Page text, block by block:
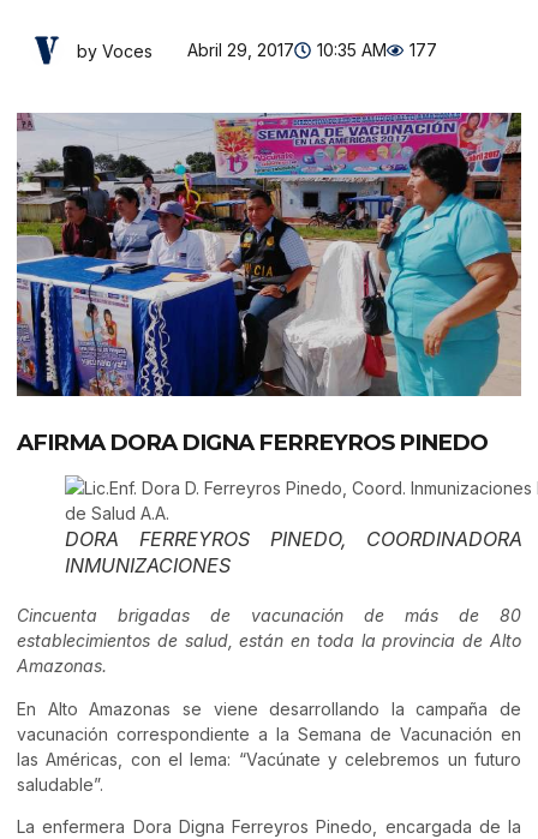
by Voces Abril 29, 2017 10:35 AM 177
AFIRMA DORA DIGNA FERREYROS PINEDO
DORA FERREYROS PINEDO,
INMUNIZACIONES
Cincuenta brigadas de vacunación de más de 80
establecimientos de salud, están en toda la provincia de Alto
Amazonas.
En Alto Amazonas se viene desarrollando la campaña de
vacunación correspondiente a la Semana de Vacunación en
las Américas, con el lema: “Vacúnate y celebremos un futuro
saludable”.
La enfermera Dora Digna Ferreyros Pinedo, encargada de la